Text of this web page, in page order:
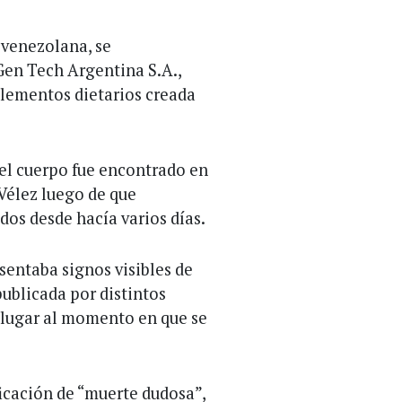
se
Tech Argentina S.A.,
dietarios creada
cuerpo fue encontrado en
luego de que
desde hacía varios días.
signos visibles de
por distintos
al momento en que se
de “muerte dudosa”,